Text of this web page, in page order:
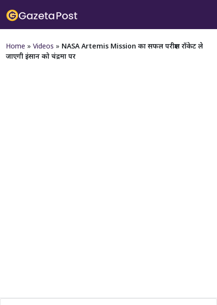
Home » Videos » NASA Artemis Mission का सफल परीक्षण रॉकेट ले
जाएगी इंसान को चंद्रमा पर